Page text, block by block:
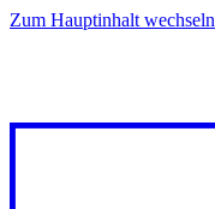
Zum Hauptinhalt wechseln